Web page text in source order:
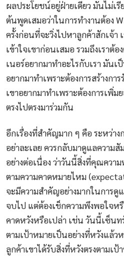
ผลประโยชน์อยู่ฝ่ายเดียว มันไม่เ
ต้นพูดเสมอว่าในการทำงานต้อง
ครั้งก่อนที่จะวิ่งไปหาลูกค้าสักเจ้า
เข้าใจเขาก่อนเสมอ รวมถึงเราต้
เนอร์อยากมาทำอะไรกับเรา มันเ
อยากมาทำเพราะต้องการสร้างก
เขาอยากมาทำเพราะต้องการเพิ่
ตรงไปตรงมาร่วมกัน
อีกเรื่องที่สำคัญมาก ๆ คือ ระหว่าง
อย่าละเลย ควรกลับมาดูแลความ
อย่างต่อเนื่อง ว่าวันนี้สิ่งที่คุณควา
ตามความคาดหมายไหม
จะมีความสำคัญอย่างมากในการดู
จบไป แต่ต้องเช็กความพึงพอใจห
คาดหวังหรือเปล่า เช่น วันนี้เซ็นท
ตามเป้าหมายเป็นอย่างที่หวังแล้
ลูกค้าเขาได้รับสิ่งที่หวังตรงตามเ